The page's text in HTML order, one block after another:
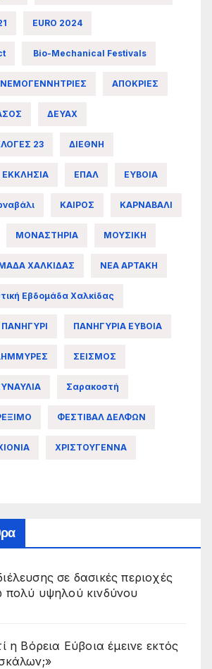
EURO 2024
Bio-Mechanical Festivals
ΑΠΟΚΡΙΕΣ
ΔΕΥΑΧ
23 ΔΙΕΘΝΗ
ΕΚΚΛΗΣΙΑ ΕΠΑΛ ΕΥΒΟΙΑ
ΚΑΙΡΟΣ ΚΑΡΝΑΒΑΛΙ
ΜΟΝΑΣΤΗΡΙΑ ΜΟΥΣΙΚΗ
ΧΑΛΚΙΔΑΣ ΝΕΑ ΑΡΤΑΚΗ
Εβδομάδα Χαλκίδας
ΠΑΝΗΓΥΡΙ ΠΑΝΗΓΥΡΙΑ ΕΥΒΟΙΑ
ΣΕΙΣΜΟΣ
Σαρακοστή
ΦΕΣΤΙΒΑΛ ΔΕΛΦΩΝ
ΧΡΙΣΤΟΥΓΕΝΝΑ
σε δασικές περιοχές
πολύ υψηλού κινδύνου
η Βόρεια Εύβοια έμεινε εκτός